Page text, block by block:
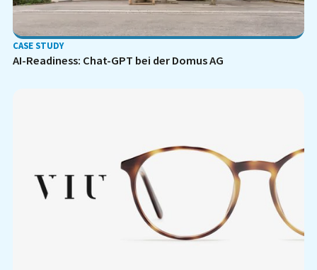
CASE STUDY
AI-Readiness: Chat-GPT bei der Domus AG